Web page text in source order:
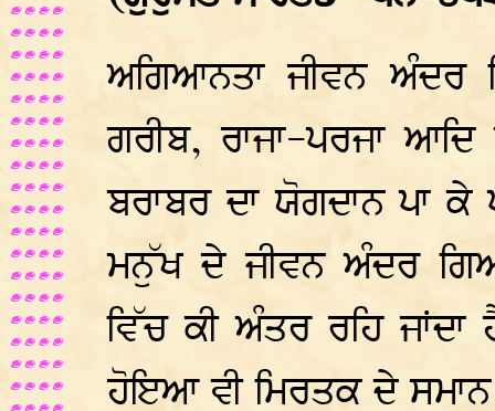
ਅਗਿਆਨਤਾ ਜੀਵਨ
ਗਰੀਬ, ਰਾਜਾ-ਪਰਜਾ
ਬਰਾਬਰ ਦਾ ਯੋਗਦਾਨ ਪਾ ਕੇ
ਮਨੁੱਖ ਦੇ ਜੀਵਨ ਅੰਦਰ
ਵਿੱਚ ਕੀ ਅੰਤਰ ਰਹਿ
ਹੋਇਆ ਵੀ ਮਿਰਤਕ ਦੇ